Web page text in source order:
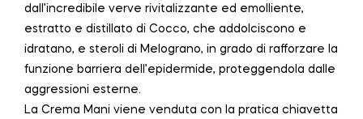
dall’incredibile verve rivitalizzante ed emolliente,
estratto e distillato di Cocco, che addolciscono e
idratano, e steroli di Melograno, in grado di rafforzare la
funzione barriera dell’epidermide, proteggendola dalle
aggressioni esterne.
La Crema Mani viene venduta con la pratica chiavetta